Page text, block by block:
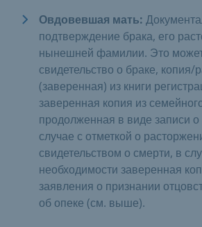
Овдовевшая мать:
подтверждение брака, его
нынешней фамилии. Это
свидетельство о браке, копия/
(заверенная) из книги
заверенная копия из
продолженная в виде записи
случае с отметкой о
свидетельством о смерти, в
необходимости заверенная
заявления о признании
об опеке (см. выше).